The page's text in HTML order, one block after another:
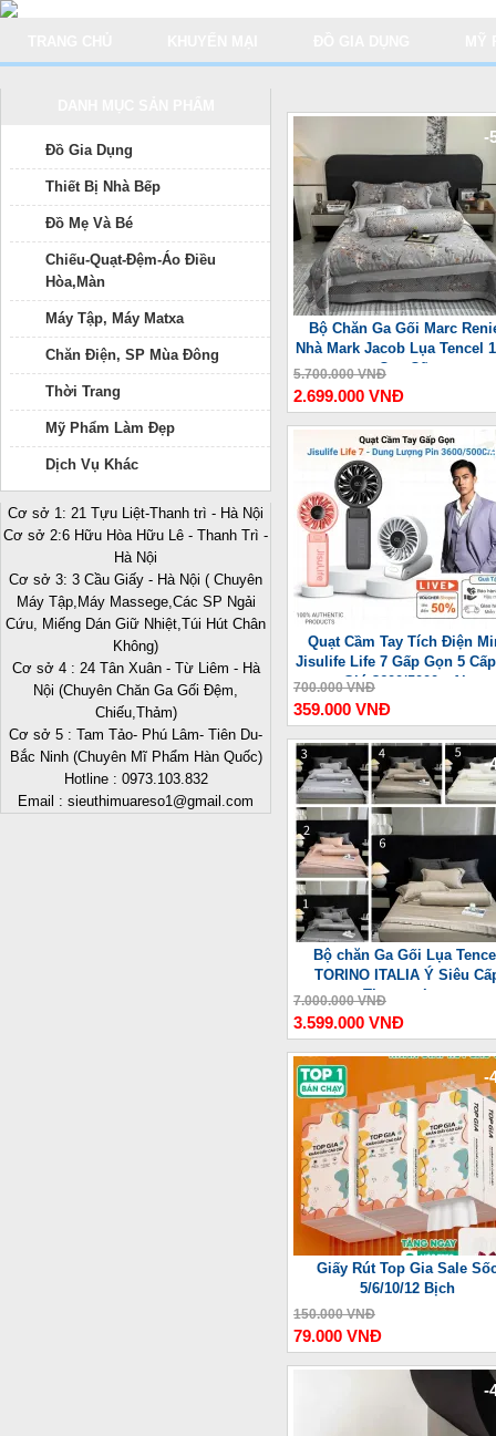
-
Bộ Chăn Ga Gối Marc
Nhà Mark Jacob Lụa Tencel
Cao Cấp
5.700.000 VNĐ
2.699.000 VNĐ
-
Quạt Cầm Tay Tích Điện
Jisulife Life 7 Gấp Gọn 5
Gió 3600/5000mAh
700.000 VNĐ
359.000 VNĐ
-
Bộ chăn Ga Gối Lụa
TORINO ITALIA Ý Siêu
Thượng Lưu
7.000.000 VNĐ
3.599.000 VNĐ
-
Giấy Rút Top Gia Sale
5/6/10/12 Bịch
150.000 VNĐ
79.000 VNĐ
-
Đồ Gia Dụng
Thiết Bị Nhà Bếp
Đồ Mẹ Và Bé
Chiếu-Quạt-Đệm-Áo Điều
Hòa,Màn
Máy Tập, Máy Matxa
Chăn Điện, SP Mùa Đông
Thời Trang
Mỹ Phẩm Làm Đẹp
Dịch Vụ Khác
Cơ sở 1: 21 Tựu Liệt-Thanh trì - Hà Nội
Cơ sở 2:6 Hữu Hòa Hữu Lê - Thanh Trì -
Hà Nội
Cơ sở 3: 3 Cầu Giấy - Hà Nội ( Chuyên
Máy Tập,Máy Massege,Các SP Ngải
Cứu, Miếng Dán Giữ Nhiệt,Túi Hút Chân
Không)
Cơ sở 4 : 24 Tân Xuân - Từ Liêm - Hà
Nội (Chuyên Chăn Ga Gối Đệm,
Chiếu,Thảm)
Cơ sở 5 : Tam Tảo- Phú Lâm- Tiên Du-
Bắc Ninh (Chuyên Mĩ Phẩm Hàn Quốc)
Hotline : 0973.103.832
Email : sieuthimuareso1@gmail.com